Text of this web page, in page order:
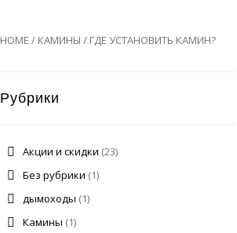
HOME / КАМИНЫ / ГДЕ УСТАНОВИТЬ КАМИН?
Рубрики
Акции и скидки (23)
Без рубрики (1)
дымоходы (1)
Камины (1)